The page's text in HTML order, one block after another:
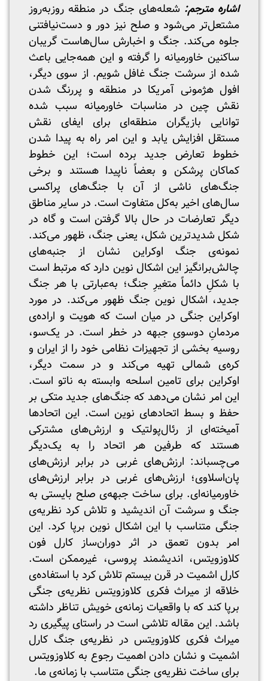
اشاره مترجم:شعله‌های جنگ در منطقه روز‌به‌روز
مشتعل‌تر می‌شود و صلح نیز دور و دست‌نیافتنی
جلوه می‌کند. جنگ و اخبارش سال‌هاست گریبان
ساکنین خاورمیانه را گرفته و این همه‌جایی باعث
شده از سرشت جنگ غافل شویم. از سوی دیگر،
افول هژمونی آمریکا در منطقه و پررنگ شدن
نقش چین در مناسبات خاورمیانه سبب شده
توانایی بازیگران منطقه‌ای برای ایفای نقش
مستقل افزایش یابد و این امر راه به پیدا شدن
خطوط تعارض جدید برده است؛ این خطوط
کماکان پرشکن و بعضاً ناپیدا هستند و برخی
جنگ‌های ناشی از آن با جنگ‌های پراکسی
سال‌های اخیر به‌کل متفاوت است. در سایر مناطق
دیگر تعارضات در حال بالا گرفتن است و گاه در
شکل شدید‌ترین شکل، یعنی جنگ، ظهور می‌کند.
نمونه‌ی جنگ اوکراین نشان از جنبه‌های
چالش‌برانگیز این اشکال نوین دارد که مرتبط است
با شکلِ دائماً متغیرِ جنگ؛ به‌عبارتی با هر جنگ
جدید، اشکال نوین جنگ ظهور می‌کند. در مورد
اوکراین جنگی در میان است که هویت و اراده‌ی
مردمانِ دوسویِ جبهه در خطر است. در یک‌سو،
روسیه بخشی از تجهیزات نظامی خود را از ایران و
کره‌ی شمالی تهیه می‌کند و در سمت دیگر،
اوکراین برای تامین اسلحه وابسته به ناتو است.
این امر نشان می‌دهد که جنگ‌های جدید متکی بر
حفظ و بسط اتحادهای نوین است. این اتحادها
آمیخته‌ای از رئال‌پولتیک و ارزش‌های مشترکی
هستند که طرفین هر اتحاد را به یک‌دیگر
می‌چسباند: ارزش‌های غربی در برابر ارزش‌های
پان‌اسلاوی؛ ارزش‌های غربی در برابر ارزش‌های
خاورمیانه‌ای. برای ساخت جبهه‌ی صلح بایستی به
جنگ و سرشت آن اندیشید و تلاش کرد نظریه‌ی
جنگی متناسب با این اشکال نوین برپا کرد. این
امر بدون تعمق در اثر دوران‌ساز کارل‌ فون
کلاوزویتس، اندیشمند پروسی، غیرممکن است.
کارل اشمیت در قرن بیستم تلاش کرد با استفاده‌ی
خلاقه از میراث فکری کلاوزویتس نظریه‌ی جنگی
برپا کند که با واقعیات زمانه‌ی خویش تناظر داشته
باشد. این مقاله تلاشی است در راستای پیگیری رد
میراث فکری کلاوزویتس در نظریه‌ی جنگ کارل
اشمیت و نشان دادن اهمیت رجوع به کلاوزویتس
برای ساخت نظریه‌ی جنگی متناسب با زمانه‌ی ما.